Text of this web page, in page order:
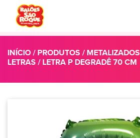
INÍCIO/PRODUTOS / METALIZADOS
LETRAS / LETRA P DEGRADÊ 70 CM